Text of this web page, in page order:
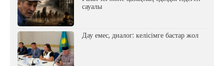
сауалы
Дау емес, диалог: келісімге бастар жол